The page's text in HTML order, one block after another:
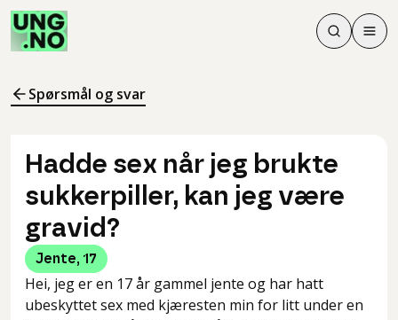
Søk
Søk
Meny
Spørsmål og svar
Hadde sex når jeg brukte
sukkerpiller, kan jeg være
gravid?
Jente, 17
Hei, jeg er en 17 år gammel jente og har hatt
ubeskyttet sex med kjæresten min for litt under en